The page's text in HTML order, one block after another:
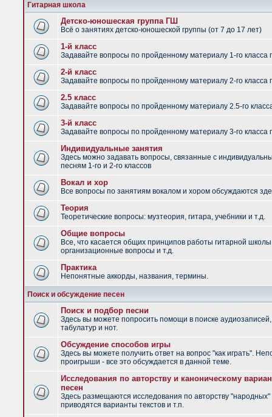
Гитарная школа
Детско-юношеская группа ГШ
Всё о занятиях детско-юношеской группы (от 7 до 17 лет)
1-й класс
Задавайте вопросы по пройденному материалу 1-го класса
2-й класс
Задавайте вопросы по пройденному материалу 2-го класса
2.5 класс
Задавайте вопросы по пройденному материалу 2.5-го
3-й класс
Задавайте вопросы по пройденному материалу 3-го класса
Индивидуальные занятия
Здесь можно задавать вопросы, связанные с
песням 1-го и 2-го классов
Вокал и хор
Все вопросы по занятиям вокалом и хором обсуждаются
Теория
Теоретические вопросы: музтеория, гитара, учебники и т.д.
Общие вопросы
Все, что касается общих принципов работы гитарной
организационные вопросы и т.д.
Практика
Непонятные аккорды, названия, термины.
Поиск и обсуждение песен
Поиск и подбор песни
Здесь вы можете попросить помощи в поиске аудиозаписей,
табулатур и нот.
Обсуждение способов игры
Здесь вы можете получить ответ на вопрос "как играть".
проигрыши - все это обсуждается в данной теме.
Исследования по авторству и каноническому
песен
Здесь размещаются исследования по авторству "народных"
приводятся варианты текстов и т.п.